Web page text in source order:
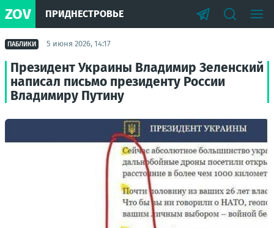
ZOV ПРИДНЕСТРОВЬЕ
ПАБЛИКИ 5 июня 2026, 14:17
Президент Украины Владимир Зеленский
написал письмо президенту России
Владимиру Путину